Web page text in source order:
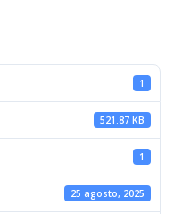
1
521.87 KB
1
25 agosto, 2025